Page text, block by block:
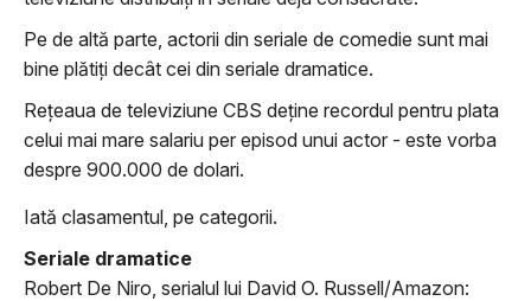
Pe de altă parte, actorii din seriale de comedie sunt mai
bine plătiţi decât cei din seriale dramatice.
Reţeaua de televiziune CBS deţine recordul pentru plata
celui mai mare salariu per episod unui actor - este vorba
despre 900.000 de dolari.
Iată clasamentul, pe categorii.
Seriale dramatice
Robert De Niro, serialul lui David O. Russell/Amazon: